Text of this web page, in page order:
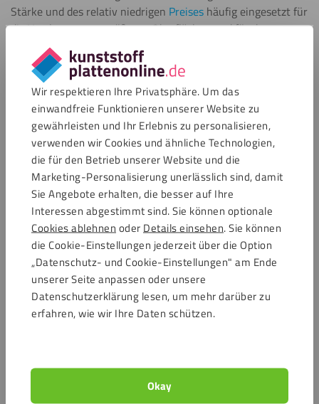
Wir respektieren Ihre Privatsphäre. Um das
einwandfreie Funktionieren unserer Website zu
gewährleisten und Ihr Erlebnis zu personalisieren,
verwenden wir Cookies und ähnliche Technologien,
die für den Betrieb unserer Website und die
Marketing-Personalisierung unerlässlich sind, damit
Sie Angebote erhalten, die besser auf Ihre
Interessen abgestimmt sind. Sie können optionale
Cookies ablehnen oder Details einsehen. Sie können
die Cookie-Einstellungen jederzeit über die Option
„Datenschutz- und Cookie-Einstellungen" am Ende
unserer Seite anpassen oder unsere
Datenschutzerklärung lesen, um mehr darüber zu
erfahren, wie wir Ihre Daten schützen.
Okay
Stärke und des relativ niedrigen Preises häufig eingesetzt für
die Verglasung von größeren Oberflächen und für den
Laden-/Standbau; es ist ein vielfältiger Werkstoff für den
Innen- und Außenbereich. PLEXIGLAS® wird häufig
verwendet bei Wind- und Lärmschutzwänden, hochwertigen
Warendisplays oder für sehr große Aquarien, Terrarien und
Bassins in Zoos. Das Material wird auch häufig zur
Herstellung von Vorsatzfenstern verwendet.
Je dicker das Material, desto stabiler. Einsatzmöglichkeiten
bei Plattendicken von 2 bis 5 mm sind beispielsweise:
Vitrinen, Staubkappen und Schreibtisch Zubehör. Bei
Plattendicken von 6 bis 10 mm sind die Platten bestens
geeignet für unter anderem Windschutz, Doppelfenster und
Vordach.
Nebst der traditionellen Variante PLEXIGLAS® transparent
ist eine mattierte Variante (frost hell – einseitig
transparentes Acrylglas) erhältlich, welche häufig als